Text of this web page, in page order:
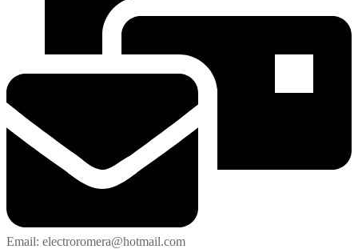
Email: electroromera@hotmail.com